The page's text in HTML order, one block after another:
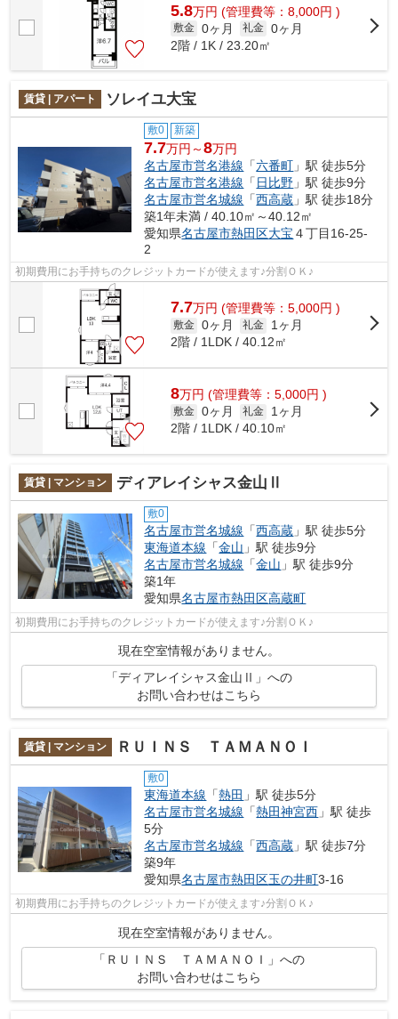
5.8万円 (管理費等：8,000円 )
敷金 0ヶ月 礼金 0ヶ月
2階 / 1K / 23.20㎡
賃貸 | アパート ソレイユ大宝
敷0 新築
7.7万円～8万円
名古屋市営名港線 「六番町 」駅 徒歩5分
名古屋市営名港線 「 日比野 」駅 徒歩9分
名古屋市営名城線 「西高蔵 」駅 徒歩18分
築1年未満 / 40.10㎡～40.12㎡
愛知県名古屋市熱田区大宝 ４丁目16-25-
2
初期費用にお手持ちのクレジットカードが使えます♪分割ＯＫ♪
7.7万円 (管理費等：5,000円 )
敷金 0ヶ月 礼金
1ヶ月
2階 / 1LDK / 40.12㎡
8万円 (管理費等：5,000円 )
敷金 0ヶ月 礼金
1ヶ月
2階 / 1LDK / 40.10㎡
賃貸 | マンション ディアレイシャス金山Ⅱ
敷0
名古屋市営名城線 「西高蔵 」駅 徒歩5分
東海道本線 「金山 」駅 徒歩9分
名古屋市営名城線 「金山 」駅 徒歩9分
築1年
愛知県名古屋市熱田区高蔵町
初期費用にお手持ちのクレジットカードが使えます♪分割ＯＫ♪
現在空室情報がありません。
「ディアレイシャス金山Ⅱ」への
お問い合わせはこちら
賃貸 | マンション ＲＵＩＮＳ ＴＡＭＡＮＯＩ
敷0
東海道本線 「熱田 」駅 徒歩5分
名古屋市営名城線 「熱田神宮西 」駅 徒歩
5分
名古屋市営名城線 「西高蔵 」駅 徒歩7分
築9年
愛知県名古屋市熱田区玉の井町3-16
初期費用にお手持ちのクレジットカードが使えます♪分割ＯＫ♪
現在空室情報がありません。
「ＲＵＩＮＳ ＴＡＭＡＮＯＩ」への
お問い合わせはこちら